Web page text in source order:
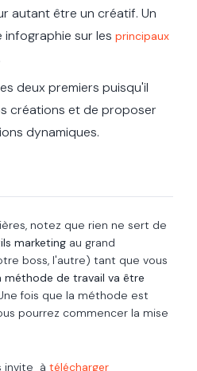
autant être un créatif. Un
sur les principaux
deux premiers puisqu'il
créations et de proposer
dynamiques.
, notez que rien ne sert de
marketing au grand
boss, l'autre) tant que vous
méthode de travail va être
fois que la méthode est
pourrez commencer la mise
invite à télécharger